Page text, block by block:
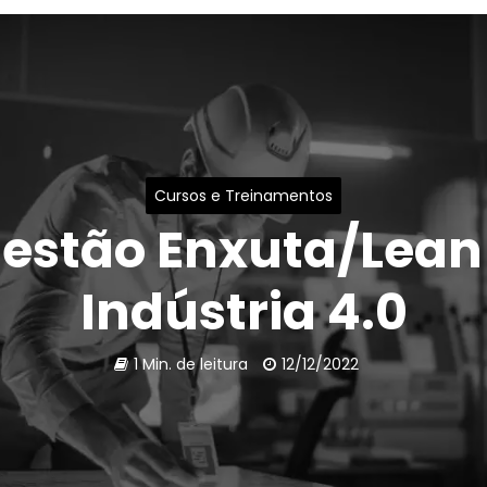
Cursos e Treinamentos
Enxuta/
Indústria 4.0
1 Min. de leitura 12/12/2022